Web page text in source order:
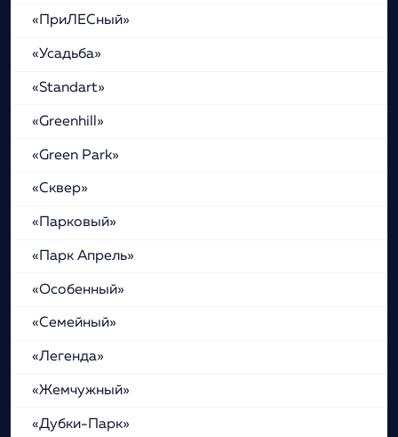
«ПриЛЕСный»
«Усадьба»
«Standart»
«Greenhill»
«Green Park»
«Сквер»
«Парковый»
«Парк Апрель»
«Особенный»
«Семейный»
«Легенда»
«Жемчужный»
«Дубки-Парк»